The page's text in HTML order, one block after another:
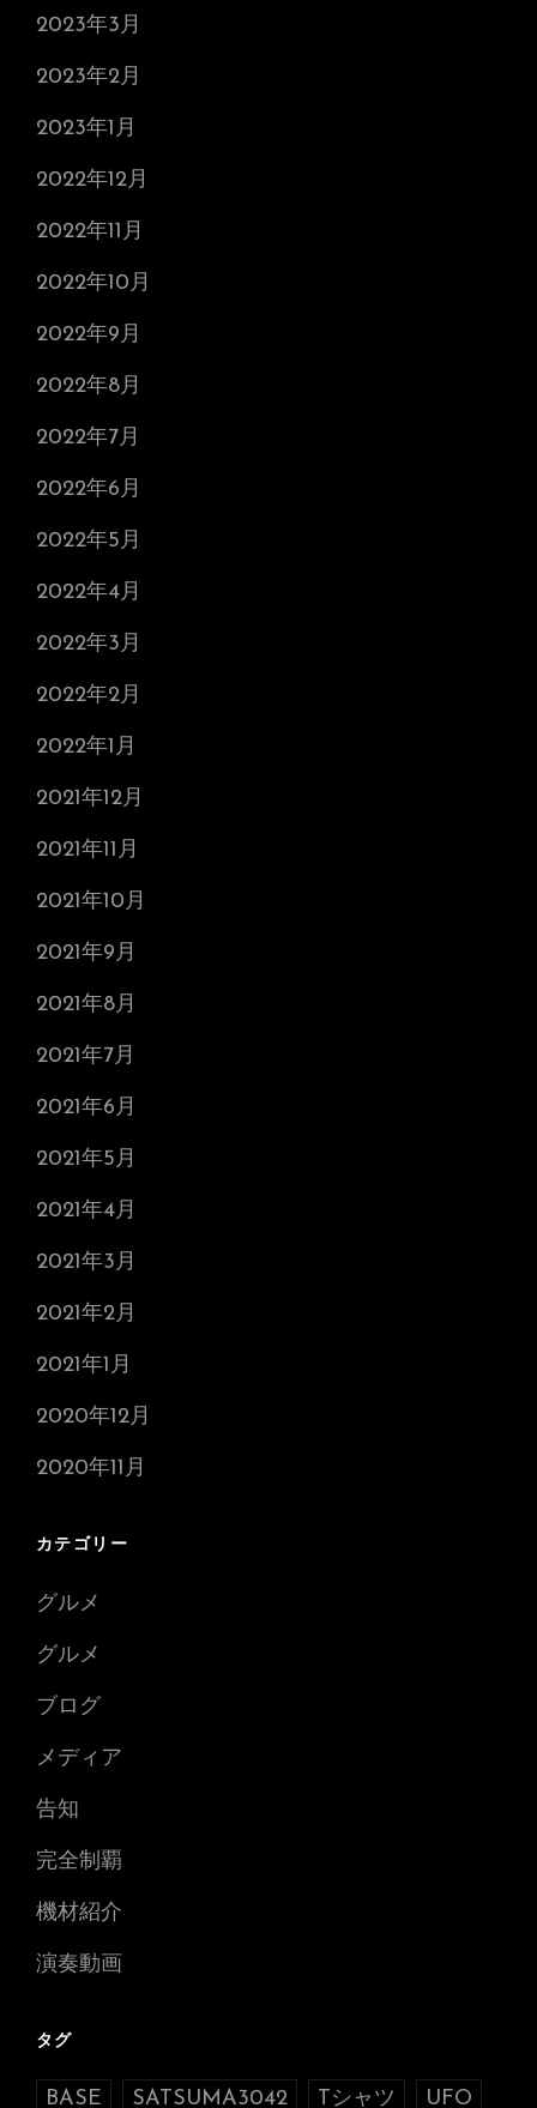
2023年3月
2023年2月
2023年1月
2022年12月
2022年11月
2022年10月
2022年9月
2022年8月
2022年7月
2022年6月
2022年5月
2022年4月
2022年3月
2022年2月
2022年1月
2021年12月
2021年11月
2021年10月
2021年9月
2021年8月
2021年7月
2021年6月
2021年5月
2021年4月
2021年3月
2021年2月
2021年1月
2020年12月
2020年11月
カテゴリー
グルメ
グルメ
ブログ
メディア
告知
完全制覇
機材紹介
演奏動画
タグ
BASE SATSUMA3042 Tシャツ UFO